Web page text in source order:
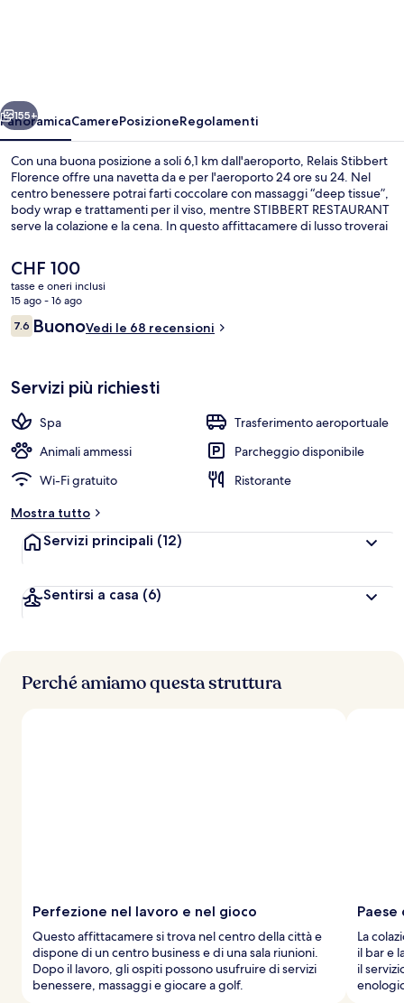
Avanti
155+
PanoramicaCamerePosizioneRegolamenti
Con una buona posizione a soli 6,1 km dall'aeroporto, Relais Stibbert
Florence offre una navetta da e per l'aeroporto 24 ore su 24. Nel
centro benessere potrai farti coccolare con massaggi “deep tissue”,
body wrap e trattamenti per il viso, mentre STIBBERT RESTAURANT
serve la colazione e la cena. In questo affittacamere di lusso troverai
una comoda base per spostarsi con i mezzi pubblici: Fermata del
tram di Muratori - Stazione Statuto si trova a 3 min a piedi e Fermata
del tram di Leopoldo a 6.
Il
prezzo
attuale
è
CHF 100
CHF 100
tasse e oneri inclusi
15 ago - 16 ago
Recensioni
7.67.6 su 10
BuonoVedi le 68 recensioni
Servizi più richiesti
Spa
Trasferimento aeroportuale
Animali ammessi
Parcheggio disponibile
Wi-Fi gratuito
Ristorante
Mostra tutto
Servizi principali (12)
Sentirsi a casa (6)
Perché amiamo questa struttura
Perfezione nel lavoro e nel gioco
Questo affittacamere si trova nel centro della città e
dispone di un centro business e di una sala riunioni.
Dopo il lavoro, gli ospiti possono usufruire di servizi
benessere, massaggi e giocare a golf.
La
il bar e
il